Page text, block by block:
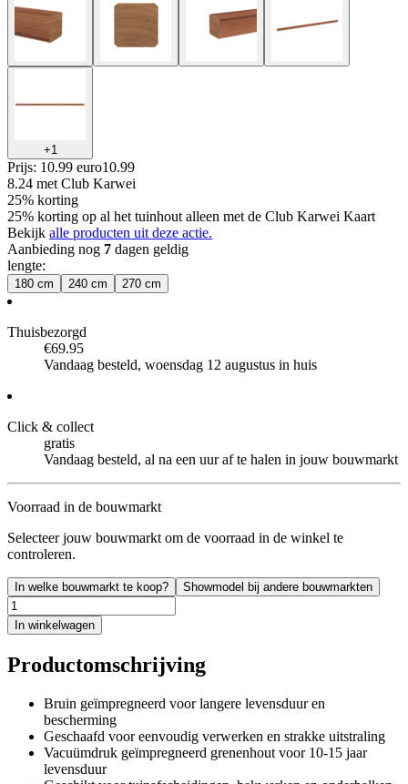
+1
Prijs: 10.99 euro10.99
8.24 met Club Karwei
25% korting
25% korting op al het tuinhout alleen met de Club Karwei Kaart
Bekijk alle producten uit deze actie.
Aanbieding nog 7 dagen geldig
lengte:
180 cm 240 cm 270 cm
Thuisbezorgd
€69.95
Vandaag besteld, woensdag 12 augustus in huis
Click & collect
gratis
Vandaag besteld, al na een uur af te halen in jouw bouwmarkt
Voorraad in de bouwmarkt
Selecteer jouw bouwmarkt om de voorraad in de winkel te
controleren.
In welke bouwmarkt te koop? Showmodel bij andere bouwmarkten
In winkelwagen
Productomschrijving
Bruin geïmpregneerd voor langere levensduur en
bescherming
Geschaafd voor eenvoudig verwerken en strakke uitstraling
Vacuümdruk geïmpregneerd grenenhout voor 10-15 jaar
levensduur